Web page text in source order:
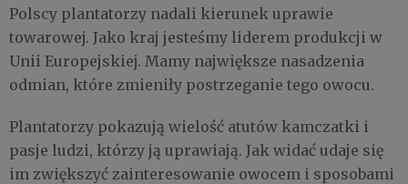
Polscy plantatorzy nadali kierunek uprawie
towarowej. Jako kraj jesteśmy liderem produkcji w
Unii Europejskiej. Mamy największe nasadzenia
odmian, które zmieniły postrzeganie tego owocu.
Plantatorzy pokazują wielość atutów kamczatki i
pasje ludzi, którzy ją uprawiają. Jak widać udaje się
im zwiększyć zainteresowanie owocem i sposobami